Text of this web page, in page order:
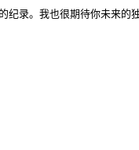
纪录。我也很期待你未来的